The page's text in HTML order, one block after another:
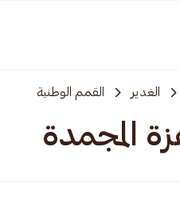
الغدير القمم الوطنية
المجمدة